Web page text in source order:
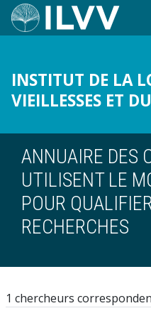
Aller
au
INSTITUT DE LA
VIEILLESSES ET
ANNUAIRE DES
UTILISENT LE
POUR
RECHERCHES
1 chercheurs